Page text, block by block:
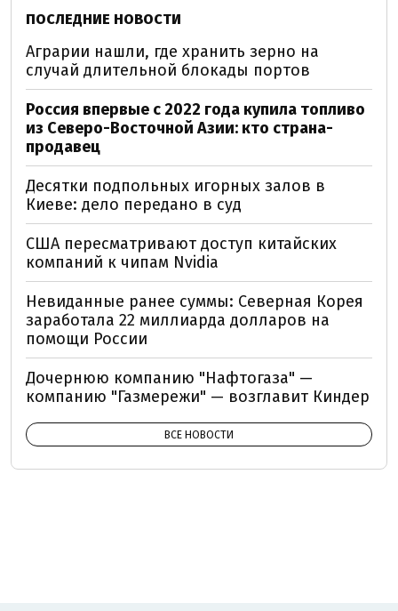
ПОСЛЕДНИЕ НОВОСТИ
Аграрии нашли, где хранить зерно на
случай длительной блокады портов
Россия впервые с 2022 года купила топливо
из Северо-Восточной Азии: кто страна-
продавец
Десятки подпольных игорных залов в
Киеве: дело передано в суд
США пересматривают доступ китайских
компаний к чипам Nvidia
Невиданные ранее суммы: Северная Корея
заработала 22 миллиарда долларов на
помощи России
Дочернюю компанию "Нафтогаза" —
компанию "Газмережи" — возглавит Киндер
ВСЕ НОВОСТИ